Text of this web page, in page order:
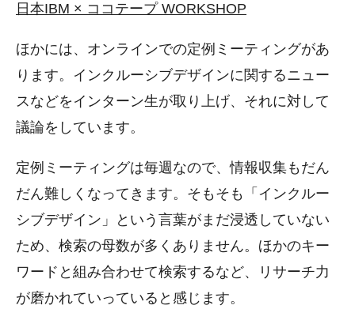
日本IBM × ココテープ WORKSHOP
ほかには、オンラインでの定例ミーティングがあ
ります。インクルーシブデザインに関するニュー
スなどをインターン生が取り上げ、それに対して
議論をしています。
定例ミーティングは毎週なので、情報収集もだん
だん難しくなってきます。そもそも「インクルー
シブデザイン」という言葉がまだ浸透していない
ため、検索の母数が多くありません。ほかのキー
ワードと組み合わせて検索するなど、リサーチ力
が磨かれていっていると感じます。